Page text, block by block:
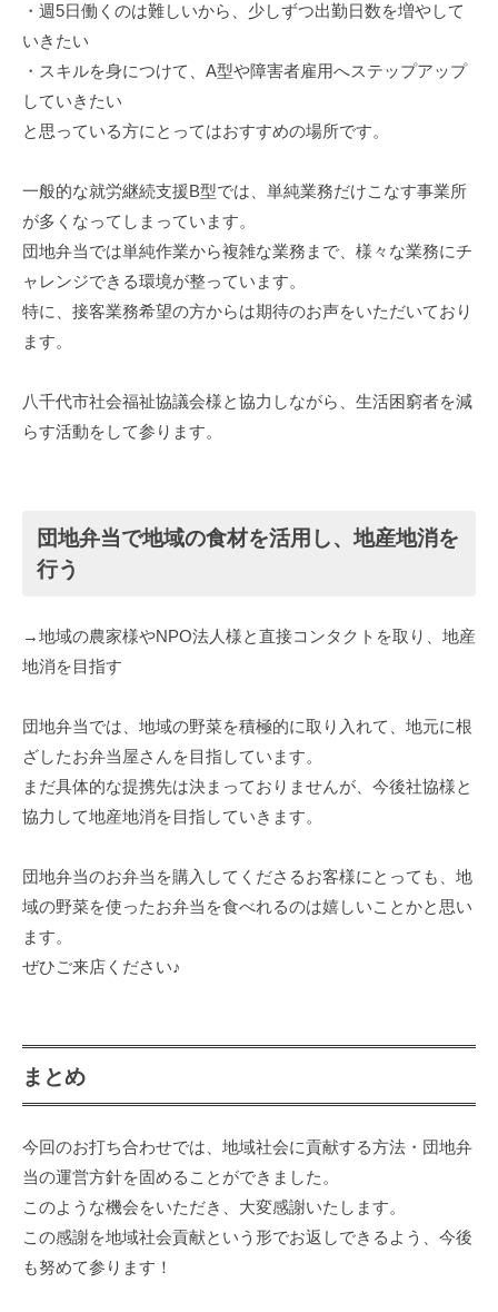
・週5日働くのは難しいから、少しずつ出勤日数を増やして
いきたい
・スキルを身につけて、A型や障害者雇用へステップアップ
していきたい
と思っている方にとってはおすすめの場所です。
一般的な就労継続支援B型では、単純業務だけこなす事業所
が多くなってしまっています。
団地弁当では単純作業から複雑な業務まで、様々な業務にチ
ャレンジできる環境が整っています。
特に、接客業務希望の方からは期待のお声をいただいており
ます。
八千代市社会福祉協議会様と協力しながら、生活困窮者を減
らす活動をして参ります。
団地弁当で地域の食材を活用し、地産地消を
行う
→地域の農家様やNPO法人様と直接コンタクトを取り、地産
地消を目指す
団地弁当では、地域の野菜を積極的に取り入れて、地元に根
ざしたお弁当屋さんを目指しています。
まだ具体的な提携先は決まっておりませんが、今後社協様と
協力して地産地消を目指していきます。
団地弁当のお弁当を購入してくださるお客様にとっても、地
域の野菜を使ったお弁当を食べれるのは嬉しいことかと思い
ます。
ぜひご来店ください♪
まとめ
今回のお打ち合わせでは、地域社会に貢献する方法・団地弁
当の運営方針を固めることができました。
このような機会をいただき、大変感謝いたします。
この感謝を地域社会貢献という形でお返しできるよう、今後
も努めて参ります！